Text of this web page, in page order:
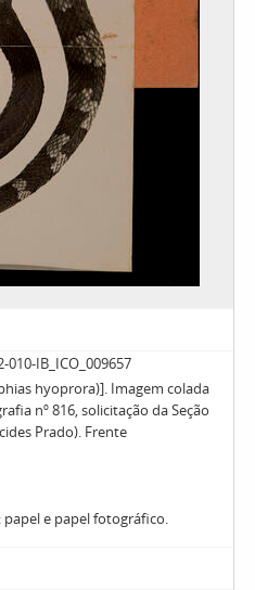
010-IB_ICO_009657
hyoprora)]. Imagem colada
nº 816, solicitação da Seção
Prado). Frente
e papel fotográfico.